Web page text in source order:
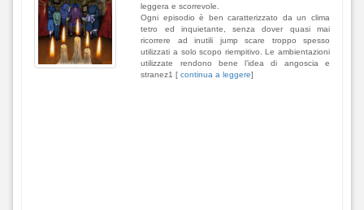
leggera e scorrevole.
Ogni episodio è ben caratterizzato da un clima
tetro ed inquietante, senza dover quasi mai
ricorrere ad inutili jump scare troppo spesso
utilizzati a solo scopo riempitivo. Le ambientazioni
utilizzate rendono bene l’idea di angoscia e
stranez1 [continua a leggere]